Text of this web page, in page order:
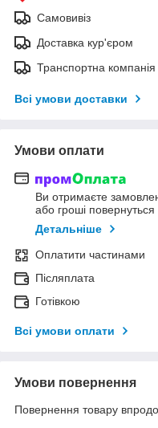
Самовивіз
Доставка кур'єром
Транспортна компанія
Всі умови доставки
Умови оплати
Ви отримаєте
або гроші
Детальніше
Оплатити частинами
Післяплата
Готівкою
Всі умови оплати
Умови повернення
Повернення товару